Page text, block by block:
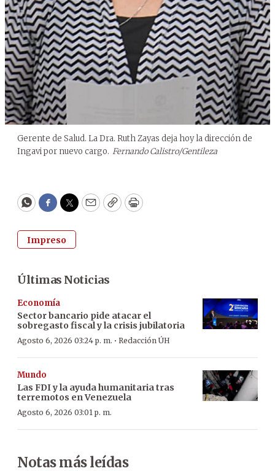
Gerente de Salud. La Dra. Ruth Zayas deja hoy la dirección de
Ingavi por nuevo cargo. Fernando Calistro/Gentileza
WhatsApp
Facebook
Twitter
EmailCopyPrint
Impreso
Últimas Noticias
Economía
Sector bancario pide atacar el
sobregasto fiscal y la crisis jubilatoria
Agosto 6, 2026 03:24 p. m. · Redacción ÚH
Mundo
Las FDI y la ayuda humanitaria tras
terremotos en Venezuela
Agosto 6, 2026 03:01 p. m.
Notas más leídas